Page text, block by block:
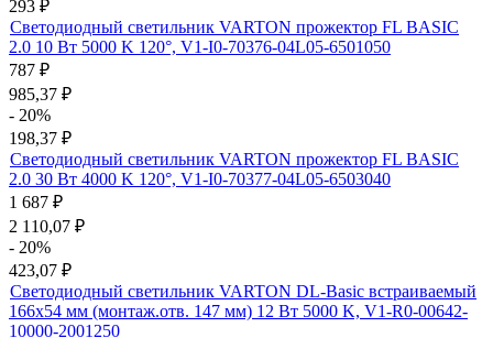
293 ₽
Светодиодный светильник VARTON прожектор FL BASIC
2.0 10 Вт 5000 K 120°, V1-I0-70376-04L05-6501050
787 ₽
985,37 ₽
- 20%
198,37 ₽
Светодиодный светильник VARTON прожектор FL BASIC
2.0 30 Вт 4000 K 120°, V1-I0-70377-04L05-6503040
1 687 ₽
2 110,07 ₽
- 20%
423,07 ₽
Светодиодный светильник VARTON DL-Basic встраиваемый
166х54 мм (монтаж.отв. 147 мм) 12 Вт 5000 K, V1-R0-00642-
10000-2001250